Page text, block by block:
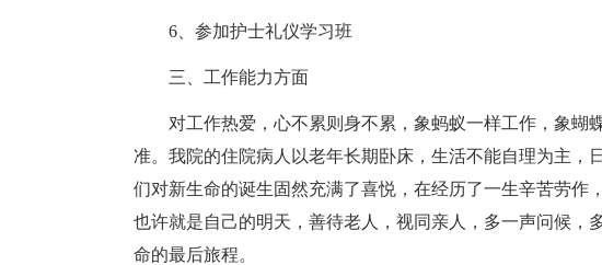
6、参加护士礼仪学习班
三、工作能力方面
对工作热爱，心不累则身不累，象蚂蚁一样工作，象蝴
准。我院的住院病人以老年长期卧床，生活不能自理为主，
们对新生命的诞生固然充满了喜悦，在经历了一生辛苦劳作
也许就是自己的明天，善待老人，视同亲人，多一声问候，
命的最后旅程。